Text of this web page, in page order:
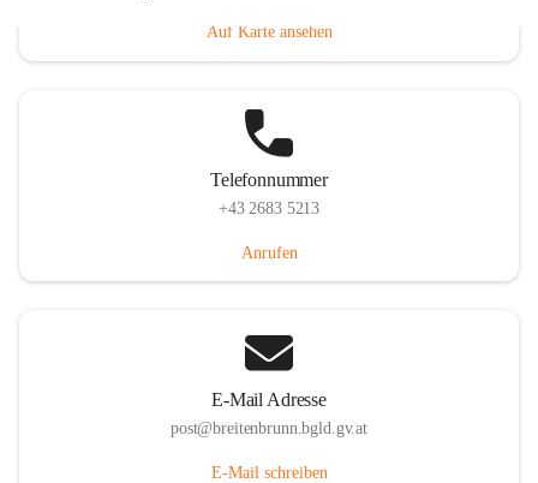
Auf Karte ansehen
Telefonnummer
+43 2683 5213
Anrufen
E-Mail Adresse
post@breitenbrunn.bgld.gv.at
E-Mail schreiben